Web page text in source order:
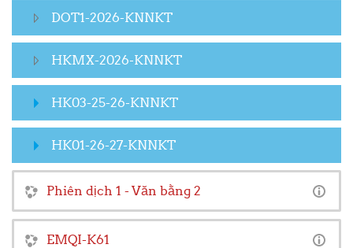
DOT1-2026-KNNKT
HKMX-2026-KNNKT
HK03-25-26-KNNKT
HK01-26-27-KNNKT
Phiên dịch 1 - Văn bằng 2
EMQI-K61